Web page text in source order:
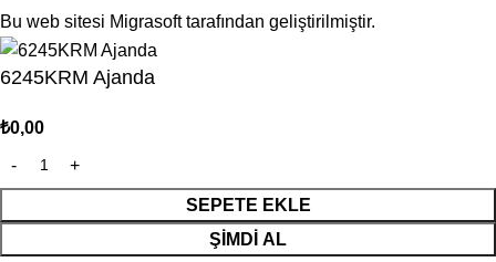
Bu web sitesi Migrasoft tarafından geliştirilmiştir.
6245KRM Ajanda
₺0,00
SEPETE EKLE
ŞIMDI AL